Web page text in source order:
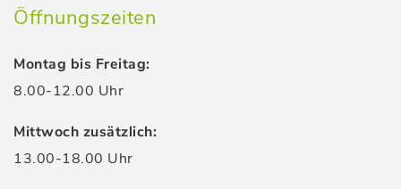
Öffnungszeiten
Montag bis Freitag:
8.00-12.00 Uhr
Mittwoch zusätzlich:
13.00-18.00 Uhr